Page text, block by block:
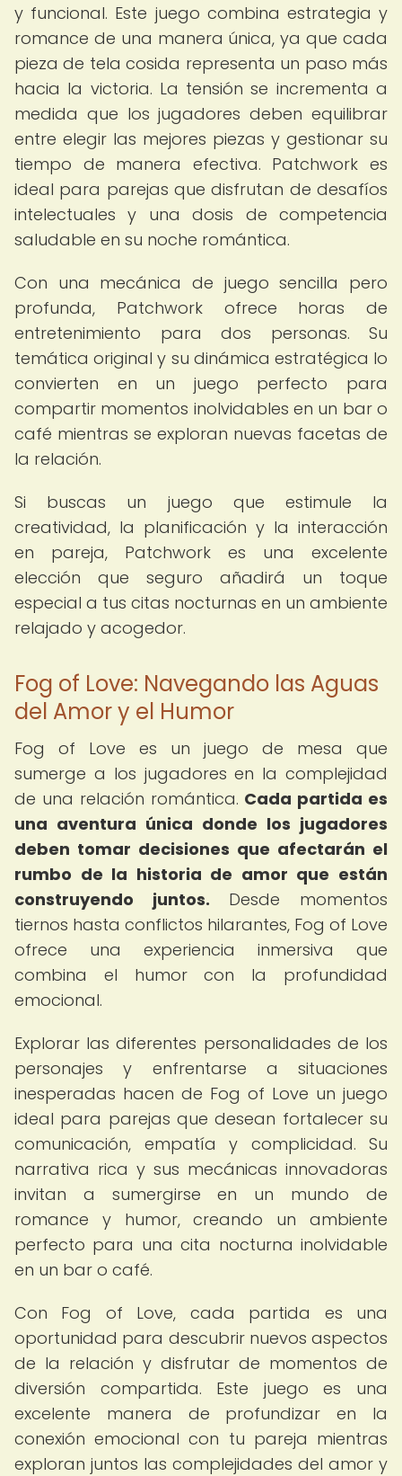
y funcional. Este juego combina estrategia y
romance de una manera única, ya que cada
pieza de tela cosida representa un paso más
hacia la victoria. La tensión se incrementa a
medida que los jugadores deben equilibrar
entre elegir las mejores piezas y gestionar su
tiempo de manera efectiva. Patchwork es
ideal para parejas que disfrutan de desafíos
intelectuales y una dosis de competencia
saludable en su noche romántica.
Con una mecánica de juego sencilla pero
profunda, Patchwork ofrece horas de
entretenimiento para dos personas. Su
temática original y su dinámica estratégica lo
convierten en un juego perfecto para
compartir momentos inolvidables en un bar o
café mientras se exploran nuevas facetas de
la relación.
Si buscas un juego que estimule la
creatividad, la planificación y la interacción
en pareja, Patchwork es una excelente
elección que seguro añadirá un toque
especial a tus citas nocturnas en un ambiente
relajado y acogedor.
Fog of Love: Navegando las Aguas
del Amor y el Humor
Fog of Love es un juego de mesa que
sumerge a los jugadores en la complejidad
de una relación romántica. Cada partida es
una aventura única donde los jugadores
deben tomar decisiones que afectarán el
rumbo de la historia de amor que están
construyendo juntos. Desde momentos
tiernos hasta conflictos hilarantes, Fog of Love
ofrece una experiencia inmersiva que
combina el humor con la profundidad
emocional.
Explorar las diferentes personalidades de los
personajes y enfrentarse a situaciones
inesperadas hacen de Fog of Love un juego
ideal para parejas que desean fortalecer su
comunicación, empatía y complicidad. Su
narrativa rica y sus mecánicas innovadoras
invitan a sumergirse en un mundo de
romance y humor, creando un ambiente
perfecto para una cita nocturna inolvidable
en un bar o café.
Con Fog of Love, cada partida es una
oportunidad para descubrir nuevos aspectos
de la relación y disfrutar de momentos de
diversión compartida. Este juego es una
excelente manera de profundizar en la
conexión emocional con tu pareja mientras
exploran juntos las complejidades del amor y